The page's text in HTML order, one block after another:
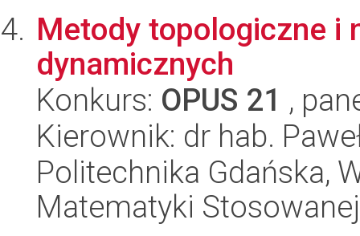
Metody topologiczne i
dynamicznych
Konkurs: OPUS 21 ,
Kierownik: dr hab.
Politechnika Gdańska,
Matematyki Stosowanej